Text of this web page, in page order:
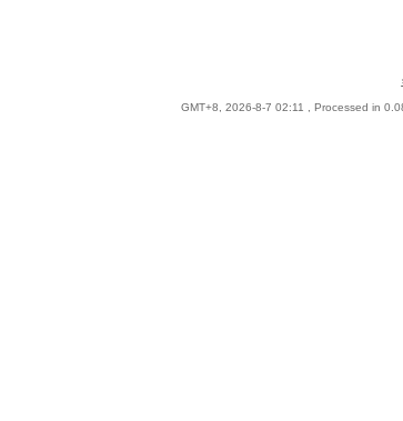
GMT+8, 2026-8-7 02:11 , Processed in